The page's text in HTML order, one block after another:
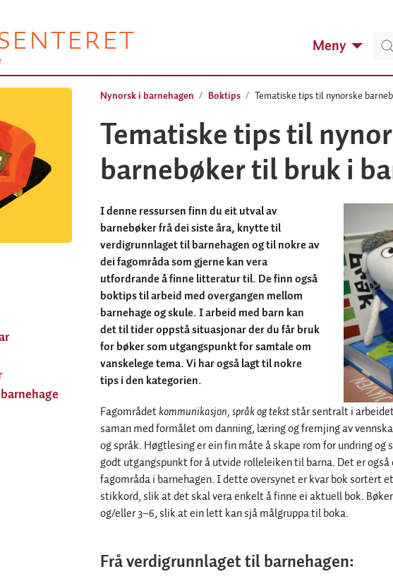
Meny
Nynorsk i barnehagen Boktips Tematiske tips til nynorske
Tematiske tips til
barnebøker til bruk i
I denne ressursen finn du eit utval av
barnebøker frå dei siste åra, knytte til
verdigrunnlaget til barnehagen og til nokre av
dei fagområda som gjerne kan vera
utfordrande å finne litteratur til. De finn også
boktips til arbeid med overgangen mellom
barnehage og skule. I arbeid med barn kan
det til tider oppstå situasjonar der du får bruk
for bøker som utgangspunkt for samtale om
vanskelege tema. Vi har også lagt til nokre
tips i den kategorien.
Fagområdetkommunikasjon, språk og tekststår sentralt i
saman med formålet om danning, læring og fremjing av
og språk. Høgtlesing er ein fin måte å skape rom for undring og
godt utgangspunkt for å utvide rolleleiken til barna. Det er
fagområda i barnehagen. I dette oversynet er kvar bok sortert
stikkord, slik at det skal vera enkelt å finne ei aktuell bok.
og/eller 3–6, slik at ein lett kan sjå målgruppa til boka.
Frå verdigrunnlaget til barnehagen: